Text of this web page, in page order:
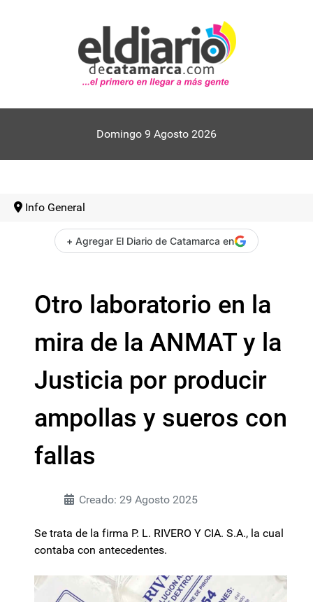
Domingo 9 Agosto 2026
Info General
+ Agregar El Diario de Catamarca en
Otro laboratorio en la
mira de la ANMAT y la
Justicia por producir
ampollas y sueros con
fallas
Creado: 29 Agosto 2025
Se trata de la firma P. L. RIVERO Y CIA. S.A., la cual
contaba con antecedentes.